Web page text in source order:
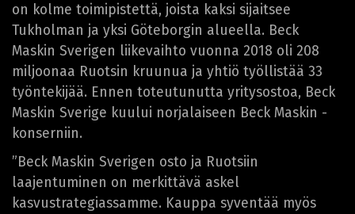
on kolme toimipistettä, joista kaksi sijaitsee
Tukholman ja yksi Göteborgin alueella. Beck
Maskin Sverigen liikevaihto vuonna 2018 oli 208
miljoonaa Ruotsin kruunua ja yhtiö työllistää 33
työntekijää. Ennen toteutunutta yritysostoa, Beck
Maskin Sverige kuului norjalaiseen Beck Maskin -
konserniin.
”Beck Maskin Sverigen osto ja Ruotsiin
laajentuminen on merkittävä askel
kasvustrategiassamme. Kauppa syventää myös